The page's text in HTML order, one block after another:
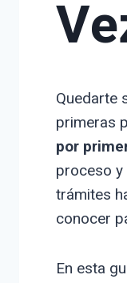
Quedarte
primeras
por
proceso y
trámites
conocer
En esta